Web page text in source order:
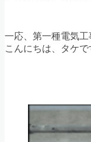
一応、第一種電気工
こんにちは、タケで